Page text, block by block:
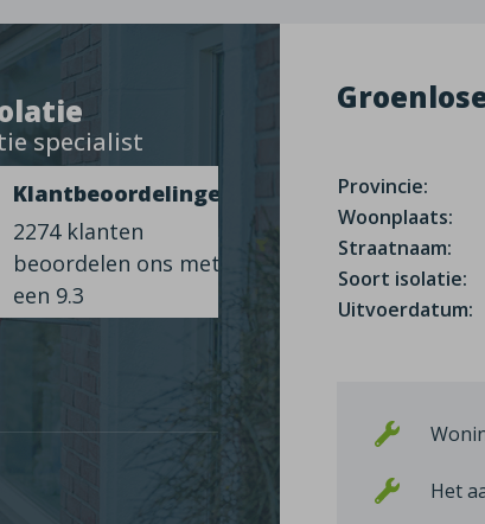
specialist
Klantbeoordelingen
2274 klanten
beoordelen ons met
een 9.3
Provincie:
Woonplaats:
Straatnaam:
Soort isolatie:
Uitvoerdatum:
Het